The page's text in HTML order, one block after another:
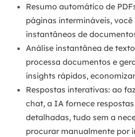
Resumo automático de
páginas intermináveis,
instantâneos de
Análise instantânea de texto
processa documentos e
insights rápidos,
Respostas interativas: ao
chat, a IA fornece
detalhadas, tudo sem a
procurar manualmente por